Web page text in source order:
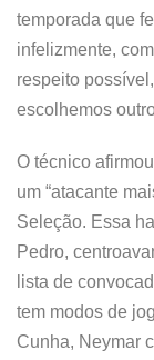
temporada que
infelizmente,
respeito
escolhemos
O técnico
um “atacante
Seleção. Essa
Pedro,
lista de
tem modos de
Cunha, Neymar